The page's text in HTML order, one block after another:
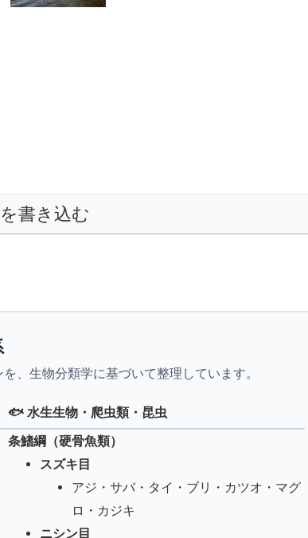
書き込む
、生物分類学に基づいて整理しています。
🐟 水生生物・爬虫類・昆虫
条鰭綱（硬骨魚類）
スズキ目
アジ・サバ・タイ・ブリ・カツオ・マグ
ロ・カジキ
ニシン目